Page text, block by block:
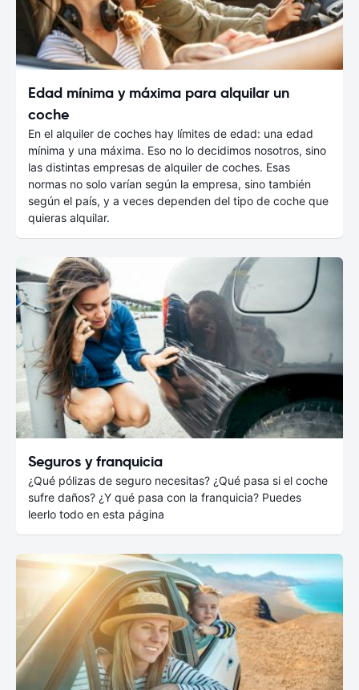
Edad mínima y máxima para alquilar un
coche
En el alquiler de coches hay límites de edad: una edad
mínima y una máxima. Eso no lo decidimos nosotros, sino
las distintas empresas de alquiler de coches. Esas
normas no solo varían según la empresa, sino también
según el país, y a veces dependen del tipo de coche que
quieras alquilar.
Seguros y franquicia
¿Qué pólizas de seguro necesitas? ¿Qué pasa si el coche
sufre daños? ¿Y qué pasa con la franquicia? Puedes
leerlo todo en esta página